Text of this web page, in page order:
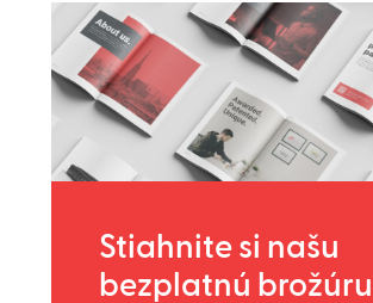
Stiahnite si našu
bezplatnú